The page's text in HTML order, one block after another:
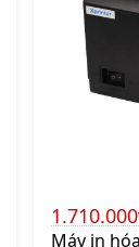
Máy in